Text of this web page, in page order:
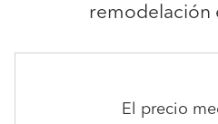
remodelación
El precio